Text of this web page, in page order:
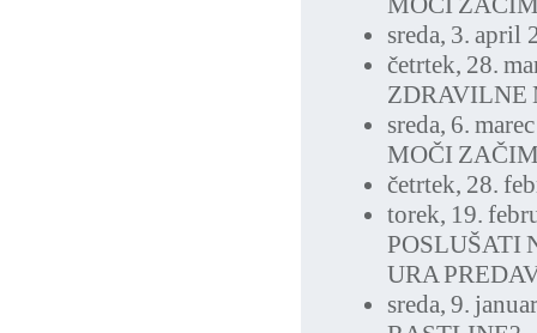
sreda, 3. april
četrtek, 28.
ZDRAVILNE
sreda, 6.
MOČI
četrtek, 28.
torek, 19.
POSLUŠATI
URA
sreda, 9.